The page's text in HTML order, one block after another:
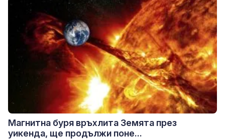
Магнитна буря връхлита Земята през
уикенда, ще продължи поне...